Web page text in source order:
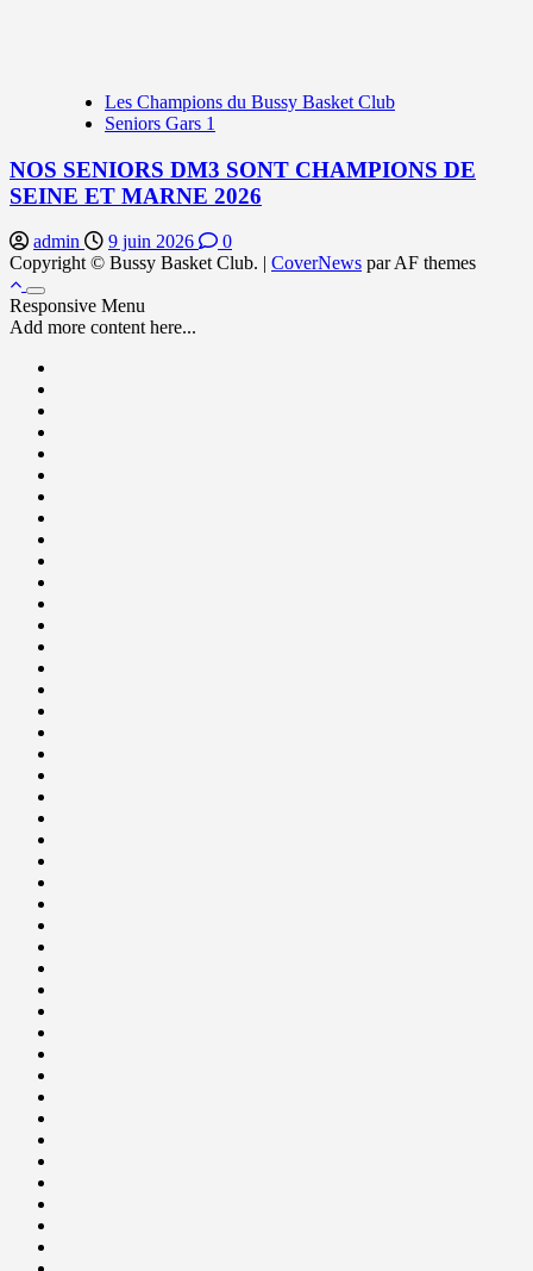
Les Champions du Bussy Basket Club
Seniors Gars 1
NOS SENIORS DM3 SONT CHAMPIONS DE
SEINE ET MARNE 2026
admin 9 juin 2026
0
Copyright © Bussy Basket Club. | CoverNews par AF themes
Responsive Menu
Add more content here...